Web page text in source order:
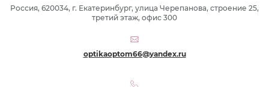
Россия, 620034, г. Екатеринбург, улица Черепанова, строение 25,
третий этаж, офис 300
optikaoptom66@yandex.ru